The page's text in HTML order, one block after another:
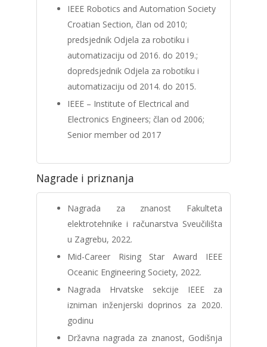
IEEE Robotics and Automation Society
Croatian Section, član od 2010;
predsjednik Odjela za robotiku i
automatizaciju od 2016. do 2019.;
dopredsjednik Odjela za robotiku i
automatizaciju od 2014. do 2015.
IEEE – Institute of Electrical and
Electronics Engineers; član od 2006;
Senior member od 2017
Nagrade i priznanja
Nagrada za znanost Fakulteta
elektrotehnike i računarstva Sveučilišta
u Zagrebu, 2022.
Mid-Career Rising Star Award IEEE
Oceanic Engineering Society, 2022.
Nagrada Hrvatske sekcije IEEE za
izniman inženjerski doprinos za 2020.
godinu
Državna nagrada za znanost, Godišnja